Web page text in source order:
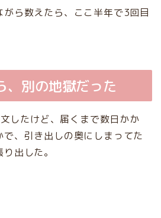
がら数えたら、ここ半年で3回目
、別の地獄だった
したけど、届くまで数日かか
、引き出しの奥にしまってた
出した。